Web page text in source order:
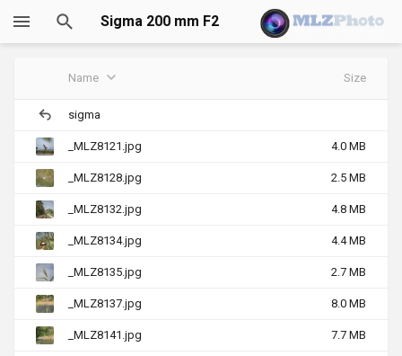
Sigma 200 mm F2
Name Size
sigma
_MLZ8121.jpg 4.0 MB
_MLZ8128.jpg 2.5 MB
_MLZ8132.jpg 4.8 MB
_MLZ8134.jpg 4.4 MB
_MLZ8135.jpg 2.7 MB
_MLZ8137.jpg 8.0 MB
_MLZ8141.jpg 7.7 MB